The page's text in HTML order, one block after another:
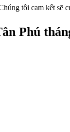
tôi cam kết sẽ
Phú